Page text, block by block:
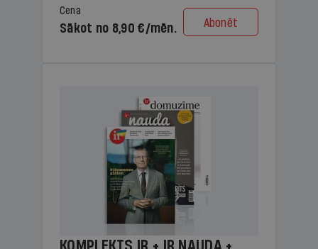
Cena
Sākot no 8,90 €/mēn. Abonēt